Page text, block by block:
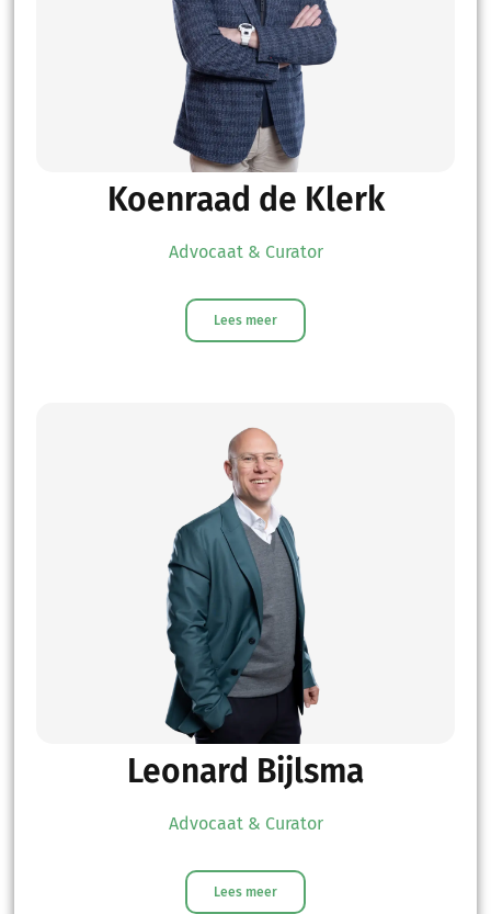
Koenraad de Klerk
Advocaat & Curator
Lees meer
Leonard Bijlsma
Advocaat & Curator
Lees meer